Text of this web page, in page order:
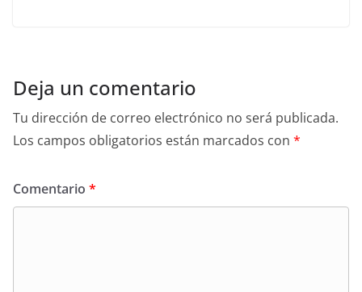
Deja un comentario
Tu dirección de correo electrónico no será publicada.
Los campos obligatorios están marcados con *
Comentario *